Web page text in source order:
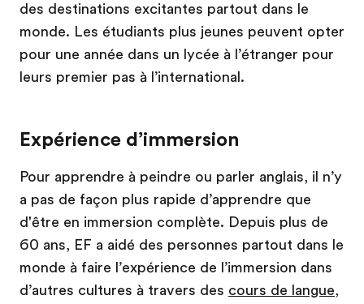
des destinations excitantes partout dans le
monde. Les étudiants plus jeunes peuvent opter
pour une année dans un lycée à l’étranger pour
leurs premier pas à l’international.
Expérience d’immersion
Pour apprendre à peindre ou parler anglais, il n’y
a pas de façon plus rapide d’apprendre que
d'être en immersion complète. Depuis plus de
60 ans, EF a aidé des personnes partout dans le
monde à faire l’expérience de l’immersion dans
d’autres cultures à travers des cours de langue,